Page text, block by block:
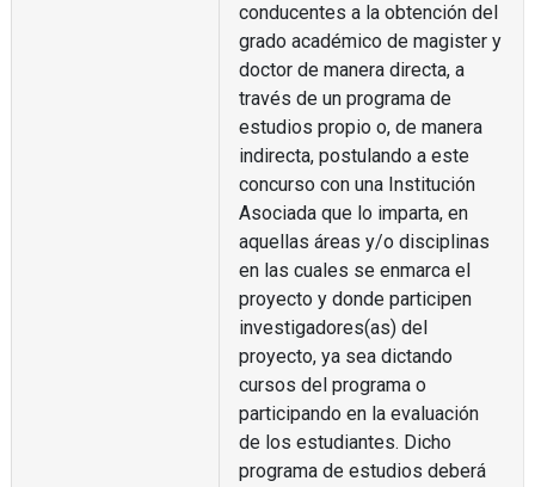
conducentes a la obtención del
grado académico de magister y
doctor de manera directa, a
través de un programa de
estudios propio o, de manera
indirecta, postulando a este
concurso con una Institución
Asociada que lo imparta, en
aquellas áreas y/o disciplinas
en las cuales se enmarca el
proyecto y donde participen
investigadores(as) del
proyecto, ya sea dictando
cursos del programa o
participando en la evaluación
de los estudiantes. Dicho
programa de estudios deberá